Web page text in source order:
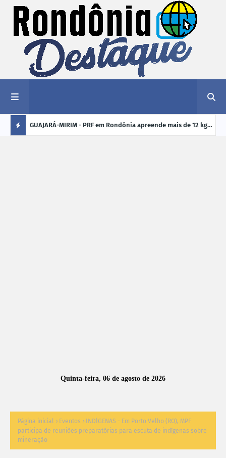
kg de GUAJARÁ-MIRIM - PRF em Rondônia apreende mais de 12 kg
Quinta-feira, 06 de agosto de 2026
Página inicial Eventos
INDÍGENAS - Em Porto Velho (RO), MPF
participa de reuniões preparatórias para escuta de indígenas sobre
mineração